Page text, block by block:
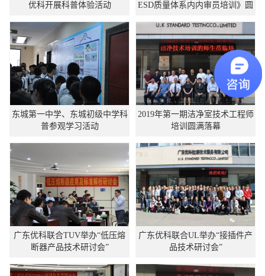
优科开展科普体验活动
ESD质量体系内内审员培训》圆
东城第一中学、东城初级中学科
普参观学习活动
2019年第一期洁净室技术工程师
培训圆满落幕
广东优科联合TUV举办“低压熔
断器产品技术研讨会”
广东优科联合UL举办“接插件产
品技术研讨会”